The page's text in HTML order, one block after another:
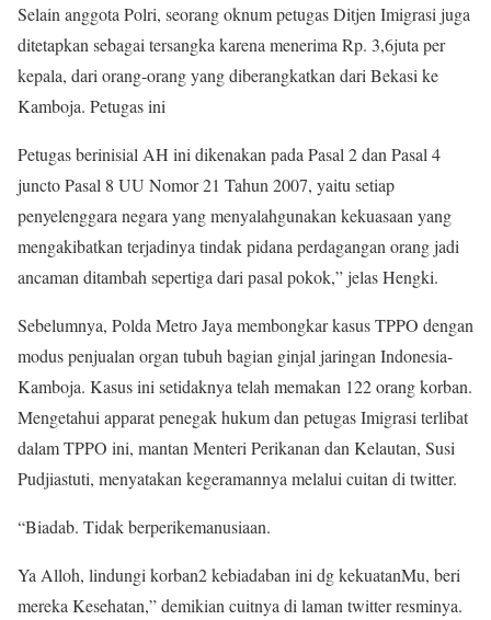
Selain anggota Polri, seorang oknum petugas Ditjen Imigrasi juga
ditetapkan sebagai tersangka karena menerima Rp. 3,6juta per
kepala, dari orang-orang yang diberangkatkan dari Bekasi ke
Kamboja. Petugas ini
Petugas berinisial AH ini dikenakan pada Pasal 2 dan Pasal 4
juncto Pasal 8 UU Nomor 21 Tahun 2007, yaitu setiap
penyelenggara negara yang menyalahgunakan kekuasaan yang
mengakibatkan terjadinya tindak pidana perdagangan orang jadi
ancaman ditambah sepertiga dari pasal pokok,” jelas Hengki.
Sebelumnya, Polda Metro Jaya membongkar kasus TPPO dengan
modus penjualan organ tubuh bagian ginjal jaringan Indonesia-
Kamboja. Kasus ini setidaknya telah memakan 122 orang korban.
Mengetahui apparat penegak hukum dan petugas Imigrasi terlibat
dalam TPPO ini, mantan Menteri Perikanan dan Kelautan, Susi
Pudjiastuti, menyatakan kegeramannya melalui cuitan di twitter.
“Biadab. Tidak berperikemanusiaan.
Ya Alloh, lindungi korban2 kebiadaban ini dg kekuatanMu, beri
mereka Kesehatan,” demikian cuitnya di laman twitter resminya.